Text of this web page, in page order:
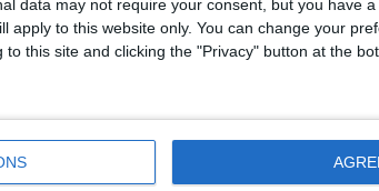
data may not require your consent, but you have
apply to this website only. You can change your
this site and clicking the "Privacy" button at the
4 (1.52%)
ﾛｰﾄｳﾞｧｲｽ･ｴｯｾﾝ
2 (0.76%)